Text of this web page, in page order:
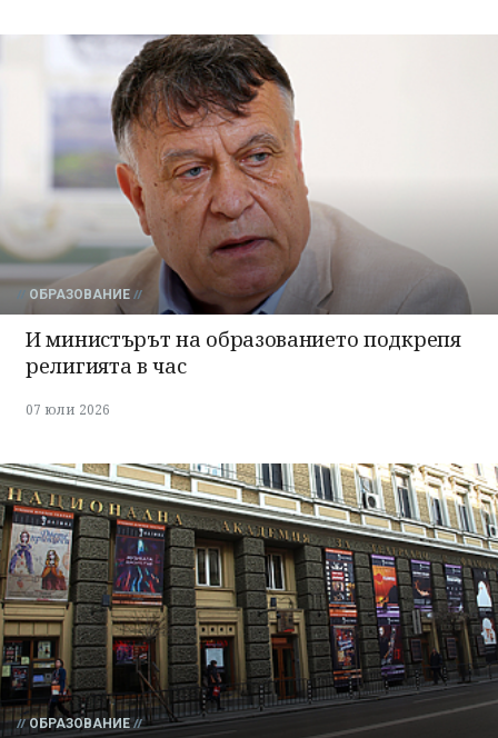
ОБРАЗОВАНИЕ
И министърът на образованието подкрепя
религията в час
07 юли 2026
ОБРАЗОВАНИЕ